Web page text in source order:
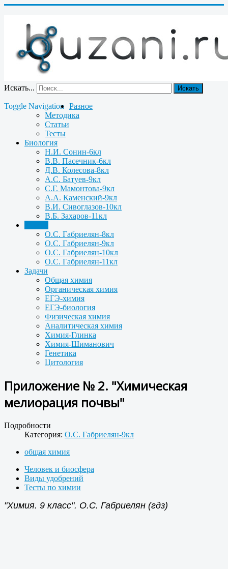
Искать... Искать
Toggle Navigation
Разное
Методика
Статьи
Тесты
Биология
Н.И. Сонин-6кл
В.В. Пасечник-6кл
Д.В. Колесова-8кл
А.С. Батуев-9кл
С.Г. Мамонтова-9кл
А.А. Каменский-9кл
В.И. Сивоглазов-10кл
В.Б. Захаров-11кл
О.С. Габриелян-8кл
О.С. Габриелян-9кл
О.С. Габриелян-10кл
О.С. Габриелян-11кл
Задачи
Общая химия
Органическая химия
ЕГЭ-химия
ЕГЭ-биология
Физическая химия
Аналитическая химия
Химия-Глинка
Химия-Шиманович
Генетика
Цитология
Приложение № 2. "Химическая
мелиорация почвы"
Подробности
Категория: О.С. Габриелян-9кл
общая химия
Человек и биосфера
Виды удобрений
Тесты по химии
"Химия. 9 класс". О.С. Габриелян (гдз)